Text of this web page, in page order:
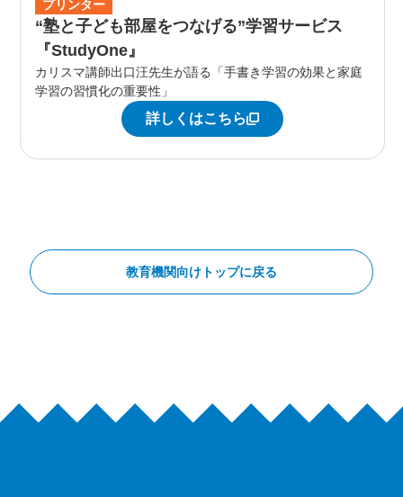
プリンター
“塾と子ども部屋をつなげる”学習サービス
『StudyOne』
カリスマ講師出口汪先生が語る「手書き学習の効果と家庭
学習の習慣化の重要性」
詳しくはこちら
教育機関向けトップに戻る